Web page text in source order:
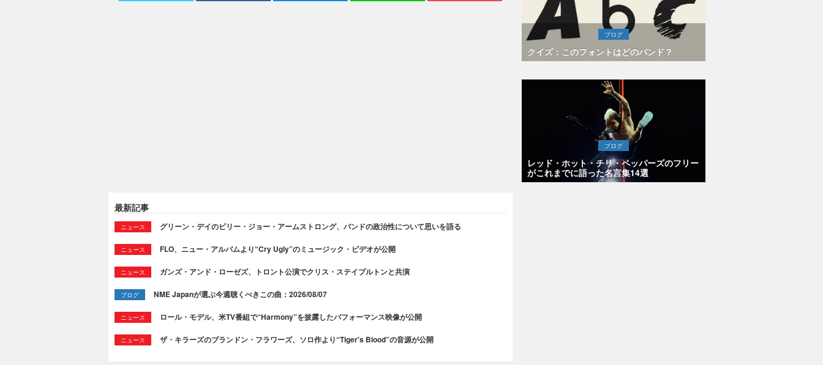
最新記事
ニュース グリーン・デイのビリー・ジョー・アームストロング、バンドの政治性について思いを語る
ニュース FLO、ニュー・アルバムより“Cry Ugly”のミュージック・ビデオが公開
ニュース ガンズ・アンド・ローゼズ、トロント公演でクリス・ステイプルトンと共演
ブログ NME Japanが選ぶ今週聴くべきこの曲：2026/08/07
ニュース ロール・モデル、米TV番組で“Harmony”を披露したパフォーマンス映像が公開
ニュース ザ・キラーズのブランドン・フラワーズ、ソロ作より“Tiger's Blood”の音源が公開
ブログ
クイズ：このフォントはどのバンド？
ブログ
レッド・ホット・チリ・ペッパーズのフリー
がこれまでに語った名言集14選